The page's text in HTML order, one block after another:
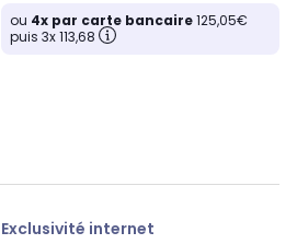
ou 4x par carte bancaire125,05€
puis 3x 113,68
Exclusivité internet